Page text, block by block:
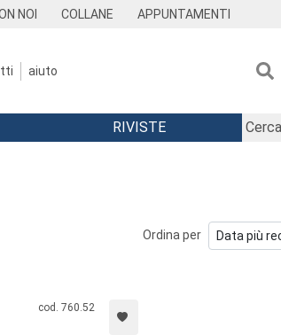
NOI COLLANE APPUNTAMENTI
aiuto
RIVISTE
Ordina per
cod. 760.52